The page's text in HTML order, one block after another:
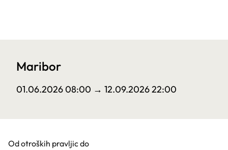
Maribor
01.06.2026 08:00 → 12.09.2026 22:00
Od otroških pravljic do